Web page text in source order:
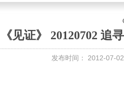
《见证》 20120702 追
发布时间： 2012-07-